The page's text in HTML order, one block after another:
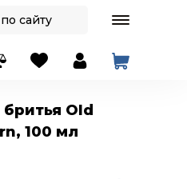
Old
100 мл